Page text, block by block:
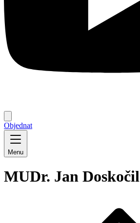
Objednat
Menu
MUDr. Jan Doskočil